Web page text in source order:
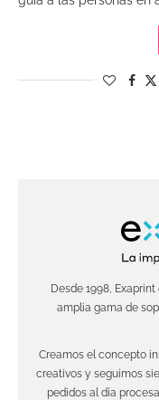
Desde 1998,
amplia gama de
Creamos el concepto
creativos y seguimos
pedidos al día